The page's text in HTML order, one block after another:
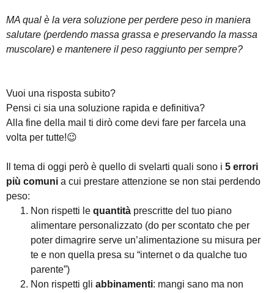
MA qual è la vera soluzione per perdere peso in maniera
salutare (perdendo massa grassa e preservando la massa
muscolare) e mantenere il peso raggiunto per sempre?
Vuoi una risposta subito?
Pensi ci sia una soluzione rapida e definitiva?
Alla fine della mail ti dirò come devi fare per farcela una
volta per tutte!😉
Il tema di oggi però è quello di svelarti quali sono i 5 errori
più comuni a cui prestare attenzione se non stai perdendo
peso:
Non rispetti le quantità prescritte del tuo piano
alimentare personalizzato (do per scontato che per
poter dimagrire serve un’alimentazione su misura per
te e non quella presa su “internet o da qualche tuo
parente”)
Non rispetti gli abbinamenti: mangi sano ma non